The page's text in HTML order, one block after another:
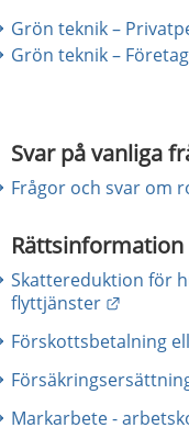
Grön teknik –
Grön teknik – Företag
Svar på vanliga
Frågor och svar om
Rättsinformation
Skattereduktion för
flyttjänster
Förskottsbetalning
Markarbete -